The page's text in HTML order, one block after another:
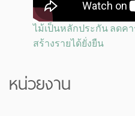
ไม้เป็นหลักประกัน ลดค
สร้างรายได้ยั่งยืน
หน่วยงาน